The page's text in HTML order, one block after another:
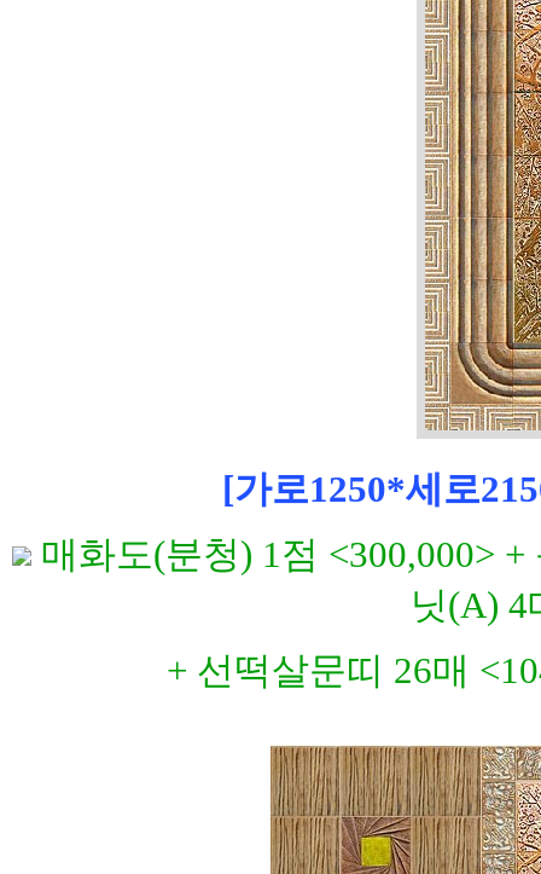
[가로1250*세로
매화도(분청) 1점 <300,000>
닛(A) 4
+ 선떡살문띠 26매